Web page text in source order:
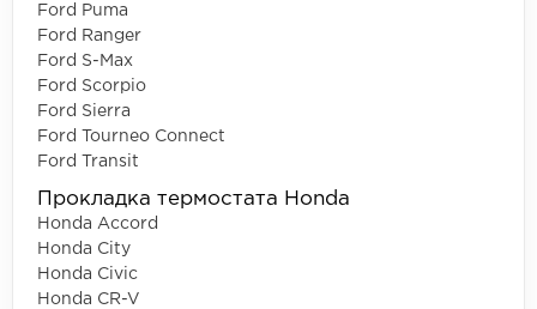
Ford Puma
Ford Ranger
Ford S-Max
Ford Scorpio
Ford Sierra
Ford Tourneo Connect
Ford Transit
Прокладка термостата Honda
Honda Accord
Honda City
Honda Civic
Honda CR-V